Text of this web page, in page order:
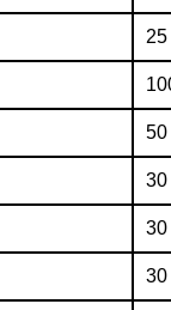
50
30
30
30